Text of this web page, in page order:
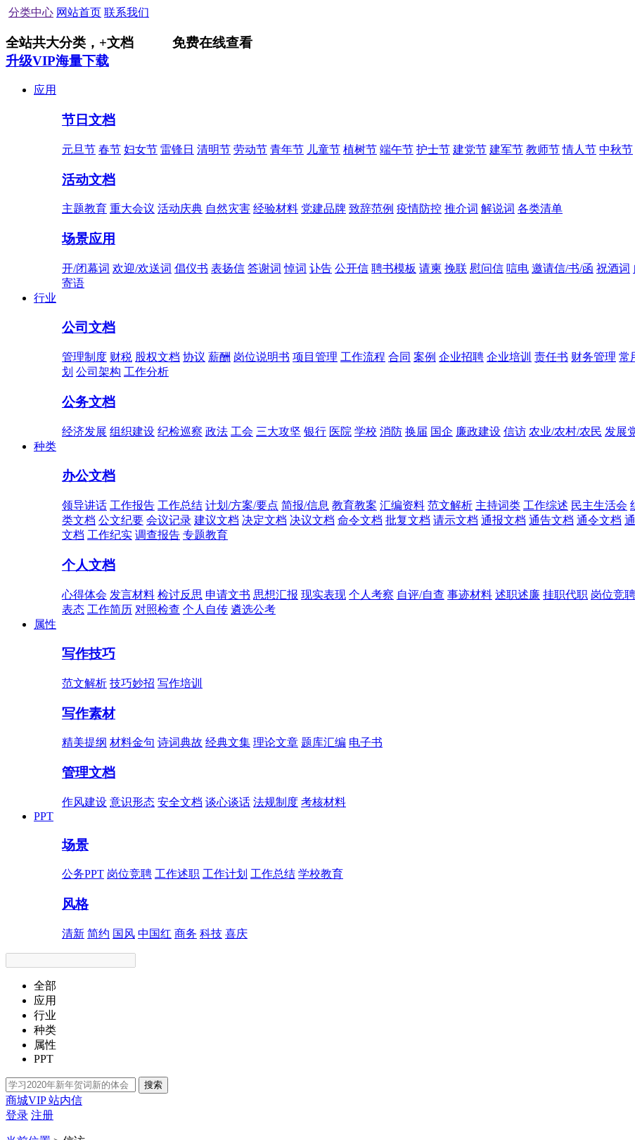
分类中心 网站首页 联系我们
全站共大分类， +文档
免费在线查看
升级VIP海量下载
应用
节日文档
元旦节 春节 妇女节 雷锋日 清明节 劳动节 青年节 儿童节 植树节 端午节 护士节 建党节 建军节 教师节 情人节 中秋节
活动文档
主题教育 重大会议 活动庆典 自然灾害 经验材料 党建品牌 致辞范例 疫情防控 推介词 解说词 各类清单
场景应用
开/闭幕词 欢迎/欢送词 倡仪书 表扬信 答谢词 悼词 讣告 公开信 聘书模板 请柬 挽联 慰问信 唁电 邀请信/书/函 祝酒词
寄语
行业
公司文档
管理制度 财税 股权文档 协议 薪酬 岗位说明书 项目管理 工作流程 合同 案例 企业招聘 企业培训 责任书 财务管理 常
划 公司架构 工作分析
公务文档
经济发展 组织建设 纪检巡察 政法 工会 三大攻坚 银行 医院 学校 消防 换届 国企 廉政建设 信访 农业/农村/农民 发展
种类
办公文档
领导讲话 工作报告 工作总结 计划/方案/要点 简报/信息 教育教案 汇编资料 范文解析 主持词类 工作综述 民主生活会
类文档 公文纪要 会议记录 建议文档 决定文档 决议文档 命令文档 批复文档 请示文档 通报文档 通告文档 通令文档
文档 工作纪实 调查报告 专题教育
个人文档
心得体会 发言材料 检讨反思 申请文书 思想汇报 现实表现 个人考察 自评/自查 事迹材料 述职述廉 挂职代职 岗位竞聘
表态 工作简历 对照检查 个人自传 遴选公考
属性
写作技巧
范文解析 技巧妙招 写作培训
写作素材
精美提纲 材料金句 诗词典故 经典文集 理论文章 题库汇编 电子书
管理文档
作风建设 意识形态 安全文档 谈心谈话 法规制度 考核材料
PPT
场景
公务PPT 岗位竞聘 工作述职 工作计划 工作总结 学校教育
风格
清新 简约 国风 中国红 商务 科技 喜庆
全部
应用
行业
种类
属性
PPT
搜索
商城VIP站内信
登录 注册